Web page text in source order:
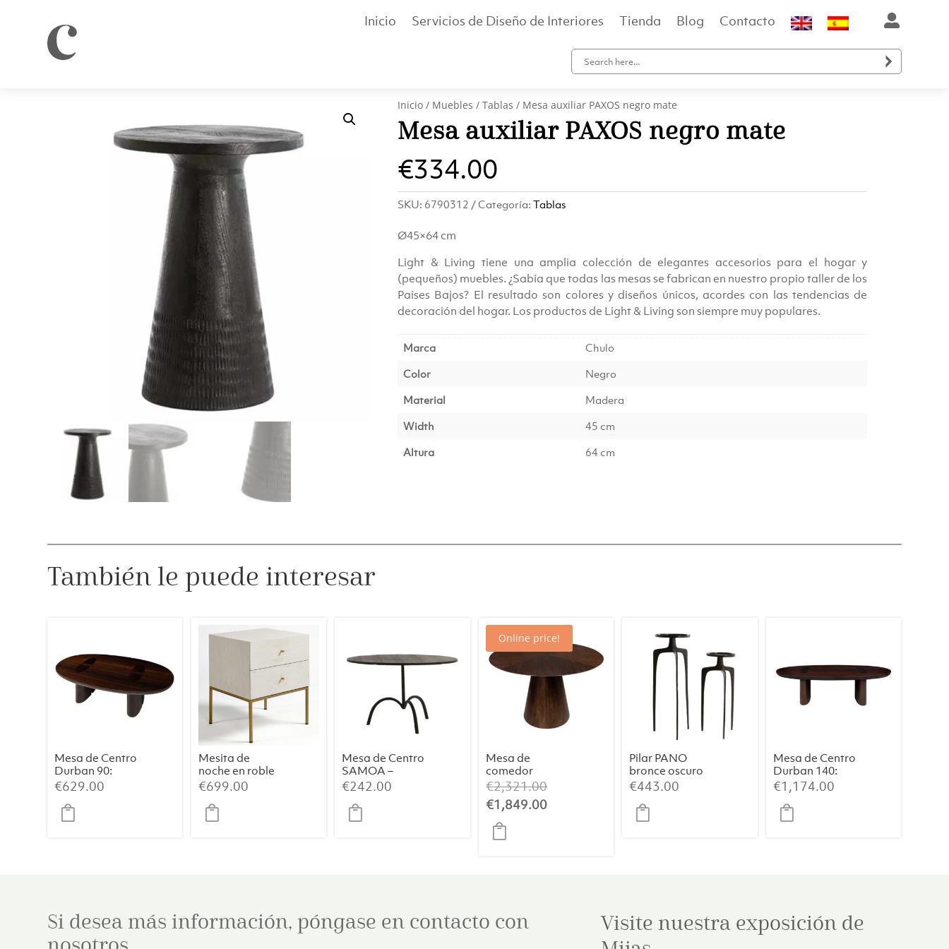

Inicio Servicios de Diseño de Interiores Tienda Blog Contacto
Inicio / Muebles /Tablas / Mesa auxiliar PAXOS negro mate
Mesa auxiliar PAXOS negro mate
€334.00
SKU: 6790312 Categoría:Tablas
Ø45×64 cm
Light & Living tiene una amplia colección de elegantes accesorios para el hogar y
(pequeños) muebles. ¿Sabía que todas las mesas se fabrican en nuestro propio taller de los
Países Bajos? El resultado son colores y diseños únicos, acordes con las tendencias de
decoración del hogar. Los productos de Light & Living son siempre muy populares.
Marca
Chulo
Color
Negro
Material
Madera
Width
45 cm
Altura
64 cm
También le puede interesar
Mesa de Centro
Durban 90:
Elegancia
Artesanal con
Chapa de
Eucalipto
€629.00
Mesita de
noche en roble
blanco grisáceo
patinado con
patas metálicas
en dorado
€699.00
Mesa de Centro
SAMOA –
Negro Mate
(Ø64×39 cm)
€242.00
Online price!
Mesa de
comedor
Congo Ø120
€2,321.00El
precio
€1,849.00El
Pilar PANO
bronce oscuro
€443.00
Mesa de Centro
Durban 140:
Elegancia
Artesanal con
Chapa de
Eucalipto
€1,174.00
Si desea más información, póngase en contacto con
Visite nuestra exposición de